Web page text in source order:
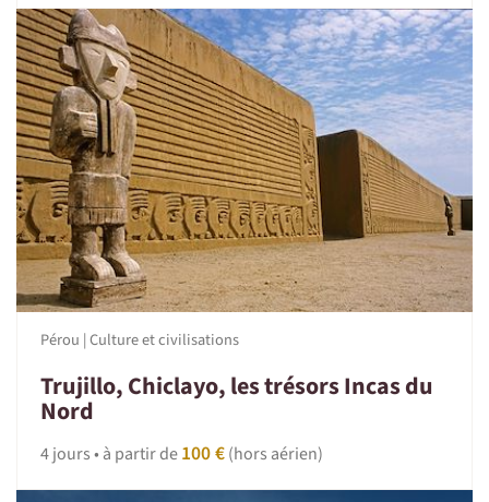
Lima (assuré par une compagnie locale autorisée)
Esprit du voyage
La réussite de tout voyage est un délicat équilibre entre
aventure, immersion culturelle et exploration naturelle,
porté par la bonne humeur, l'entraide, la curiosité et le
respect des traditions locales.
Pérou | Culture et civilisations
Trujillo, Chiclayo, les trésors Incas du
Nord
4 jours • à partir de100 €(hors aérien)